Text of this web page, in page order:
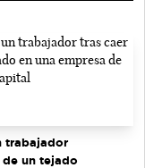
trabajador
de un tejado